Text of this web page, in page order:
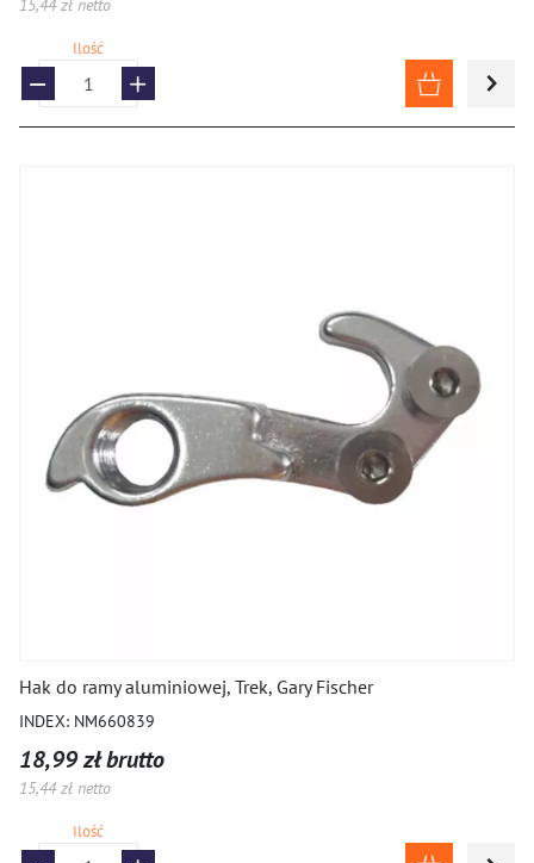
15,44 zł netto
Ilość
Hak do ramy aluminiowej, Trek, Gary Fischer
INDEX: NM660839
18,99 zł brutto
15,44 zł netto
Ilość